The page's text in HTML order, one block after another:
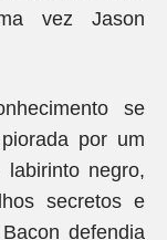
vez Jason
se
por um
negro,
secretos e
defendia